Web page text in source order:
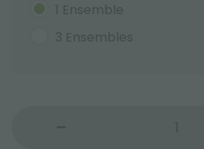
1 Ensemble
3 Ensembles